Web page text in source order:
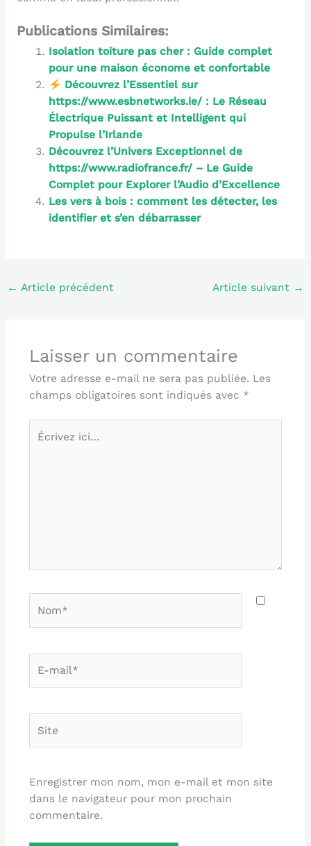
Publications Similaires:
Isolation toiture pas cher : Guide complet
pour une maison économe et confortable
Découvrez l’Essentiel sur
https://www.esbnetworks.ie/ : Le Réseau
Électrique Puissant et Intelligent qui
Propulse l’Irlande
Découvrez l’Univers Exceptionnel de
https://www.radiofrance.fr/ – Le Guide
Complet pour Explorer l’Audio d’Excellence
Les vers à bois : comment les détecter, les
identifier et s’en débarrasser
← Article précédent Article suivant →
Laisser un commentaire
Votre adresse e-mail ne sera pas publiée. Les
champs obligatoires sont indiqués avec *
ici…
mail*
Enregistrer mon nom, mon e-mail et mon site
dans le navigateur pour mon prochain
commentaire.